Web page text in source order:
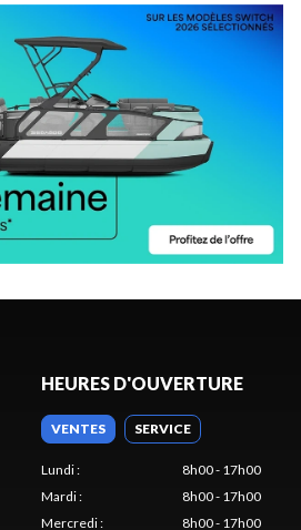
HEURES D'OUVERTURE
VENTES SERVICE
Lundi:
8h00 - 17h00
Mardi:
8h00 - 17h00
Mercredi: 8h00 - 17h00